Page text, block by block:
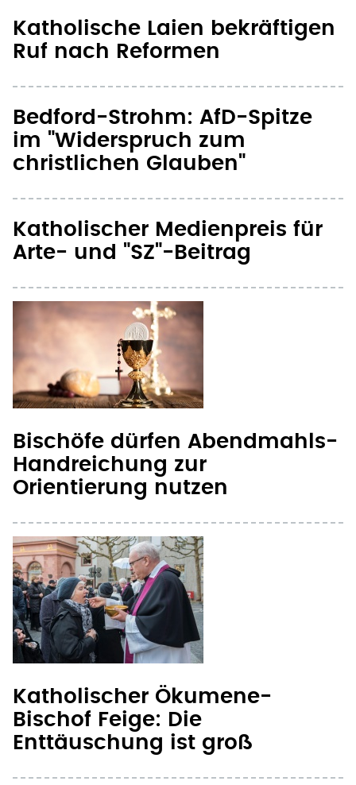
Katholische Laien bekräftigen
Ruf nach Reformen
Bedford-Strohm: AfD-Spitze
im "Widerspruch zum
christlichen Glauben"
Katholischer Medienpreis für
Arte- und "SZ"-Beitrag
Bischöfe dürfen Abendmahls-
Handreichung zur
Orientierung nutzen
Katholischer Ökumene-
Bischof Feige: Die
Enttäuschung ist groß